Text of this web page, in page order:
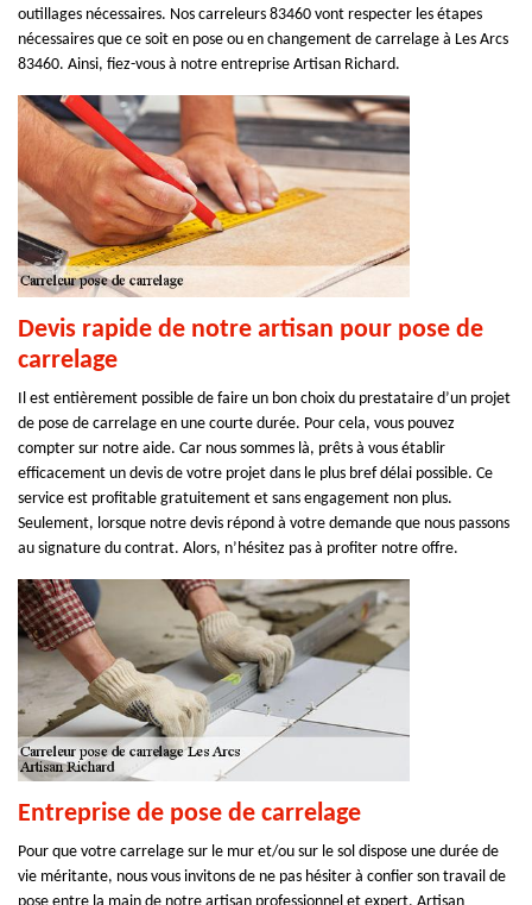
outillages nécessaires. Nos carreleurs 83460 vont respecter les étapes
nécessaires que ce soit en pose ou en changement de carrelage à Les Arcs
83460. Ainsi, fiez-vous à notre entreprise Artisan Richard.
Devis rapide de notre artisan pour pose de
carrelage
Il est entièrement possible de faire un bon choix du prestataire d’un projet
de pose de carrelage en une courte durée. Pour cela, vous pouvez
compter sur notre aide. Car nous sommes là, prêts à vous établir
efficacement un devis de votre projet dans le plus bref délai possible. Ce
service est profitable gratuitement et sans engagement non plus.
Seulement, lorsque notre devis répond à votre demande que nous passons
au signature du contrat. Alors, n’hésitez pas à profiter notre offre.
Entreprise de pose de carrelage
Pour que votre carrelage sur le mur et/ou sur le sol dispose une durée de
vie méritante, nous vous invitons de ne pas hésiter à confier son travail de